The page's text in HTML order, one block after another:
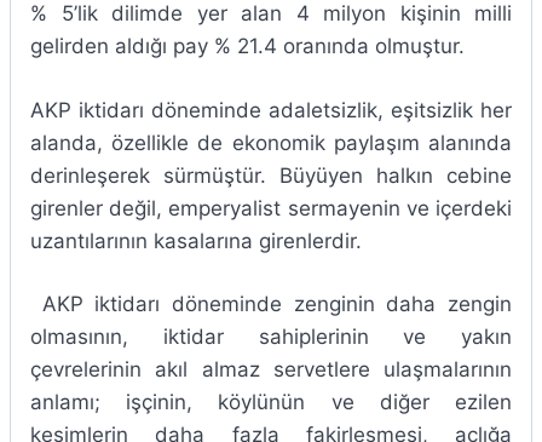
% 5’lik dilimde yer alan 4 milyon kişinin milli
gelirden aldığı pay % 21.4 oranında olmuştur.
AKP iktidarı döneminde adaletsizlik, eşitsizlik her
alanda, özellikle de ekonomik paylaşım alanında
derinleşerek sürmüştür. Büyüyen halkın cebine
girenler değil, emperyalist sermayenin ve içerdeki
uzantılarının kasalarına girenlerdir.
AKP iktidarı döneminde zenginin daha zengin
olmasının, iktidar sahiplerinin ve yakın
çevrelerinin akıl almaz servetlere ulaşmalarının
anlamı; işçinin, köylünün ve diğer ezilen
kesimlerin daha fazla fakirleşmesi, açlığa